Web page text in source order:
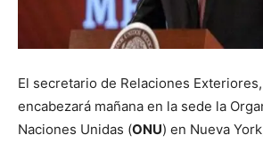
El secretario de Relaciones Exteriores,
encabezará mañana en la sede la
Naciones Unidas (ONU) en Nueva